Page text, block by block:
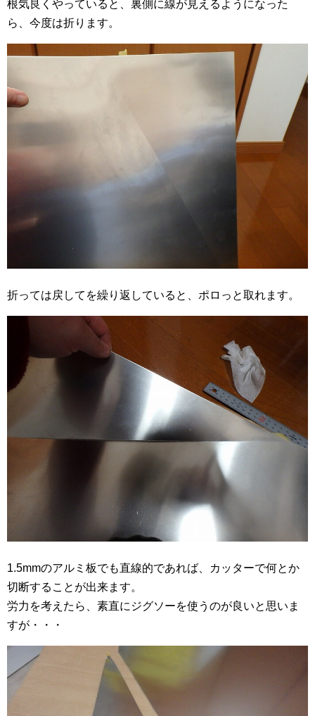
根気良くやっていると、裏側に線が見えるようになった
ら、今度は折ります。
折っては戻してを繰り返していると、ポロっと取れます。
1.5mmのアルミ板でも直線的であれば、カッターで何とか
切断することが出来ます。
労力を考えたら、素直にジグソーを使うのが良いと思いま
すが・・・